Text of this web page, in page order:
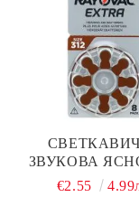
ЗВУКОВА
БРОЯ RAYOVAC
€2.55